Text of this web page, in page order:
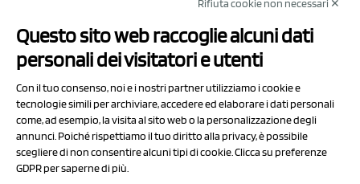
Via Prov.le Sassuolo Vignola 315/1
41057 Spilamberto (MO)
P.I/C.F. 01041460369
REA: MO 208553
Capitale sociale Euro 50.000,00 i.v.
Rifiuta cookie non necessari ✕
Questo sito web raccoglie alcuni dati
personali dei visitatori e utenti
Con il tuo consenso, noi e i nostri partner utilizziamo i cookie e
tecnologie simili per archiviare, accedere ed elaborare i dati personali
come, ad esempio, la visita al sito web o la personalizzazione degli
annunci. Poiché rispettiamo il tuo diritto alla privacy, è possibile
scegliere di non consentire alcuni tipi di cookie. Clicca su preferenze
GDPR per saperne di più.